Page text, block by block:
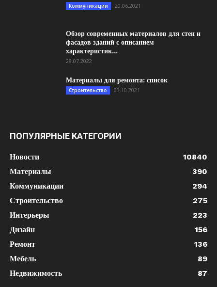
Коммуникации 20.06.2021
Обзор современных материалов для стен и
фасадов зданий с описанием
характеристик...
28.07.2022
Материалы для ремонта: список
Строительство 03.10.2021
ПОПУЛЯРНЫЕ КАТЕГОРИИ
Новости
10840
Материалы
390
Коммуникации
294
Строительство
275
Интерьеры
223
Дизайн
156
Ремонт
136
Мебель
89
Недвижимость
87